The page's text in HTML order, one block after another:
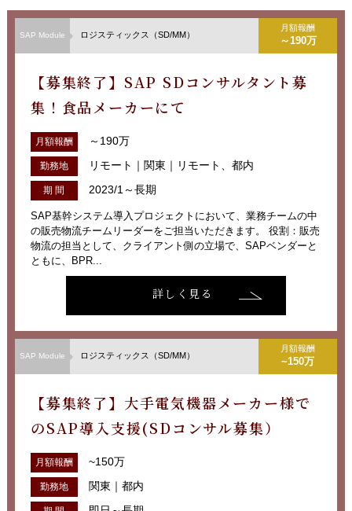
SAP Module ロジスティックス（SD/MM）
月額報酬
～190万
【募集終了】SAP SDコンサルタント募
集！食品メーカーにて
月額報酬 ～190万
勤務地 リモート｜関東｜リモート、都内
期 間 2023/1～長期
SAP基幹システム導入プロジェクトにおいて、業務チームの中
の販売物流チームリーダーをご担当いただきます。 役割：販売
物流の担当として、クライアント側の立場で、SAPベンダーと
ともに、BPR...
詳しく見る
SAP Module ロジスティックス（SD/MM）
月額報酬
~150万
【募集終了】大手電気機器メーカー様で
のSAP導入支援(SDコンサル募集）
月額報酬 ~150万
勤務地 関東｜都内